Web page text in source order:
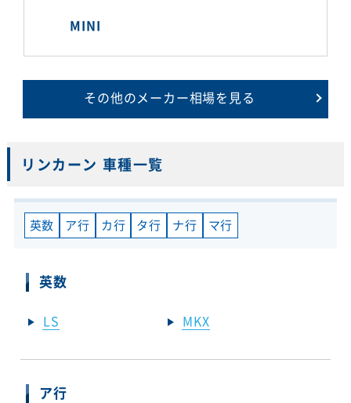
MINI
その他のメーカー相場を見る
リンカーン 車種一覧
英数 ア行 カ行 タ行 ナ行 マ行
英数
LS MKX
ア行